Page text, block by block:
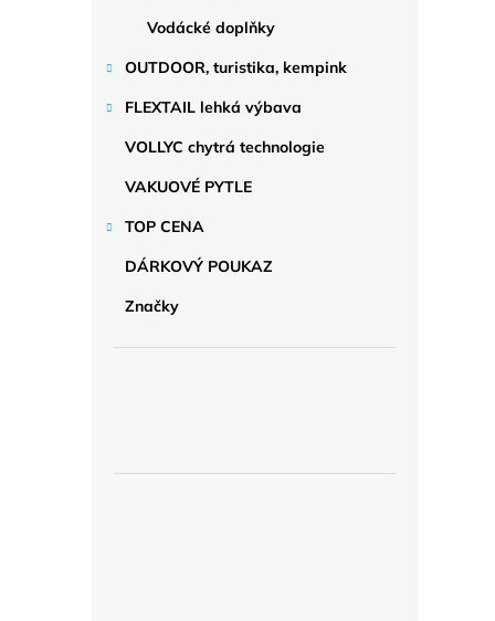
Vodácké doplňky
OUTDOOR, turistika, kempink
FLEXTAIL lehká výbava
VOLLYC chytrá technologie
VAKUOVÉ PYTLE
TOP CENA
DÁRKOVÝ POUKAZ
Značky